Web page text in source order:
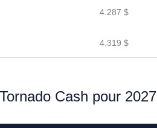
4.287 $
4.319 $
Cash pour 2027